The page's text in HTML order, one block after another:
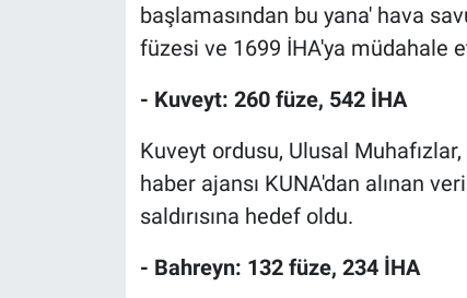
başlamasından bu yana' hava
füzesi ve 1699 İHA'ya müdahale
- Kuveyt: 260 füze, 542 İHA
Kuveyt ordusu, Ulusal
haber ajansı KUNA'dan alınan
saldırısına hedef oldu.
- Bahreyn: 132 füze, 234 İHA
Ne demişti
Programlar